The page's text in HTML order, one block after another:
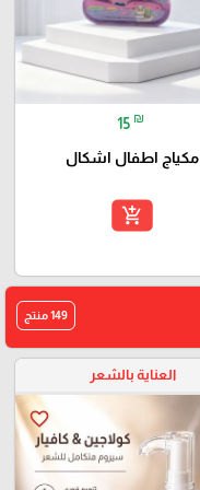
15 ₪
مكياج اطفال اشكال
add_shopping_cart
149 منتج
العناية بالشعر
favorite_border